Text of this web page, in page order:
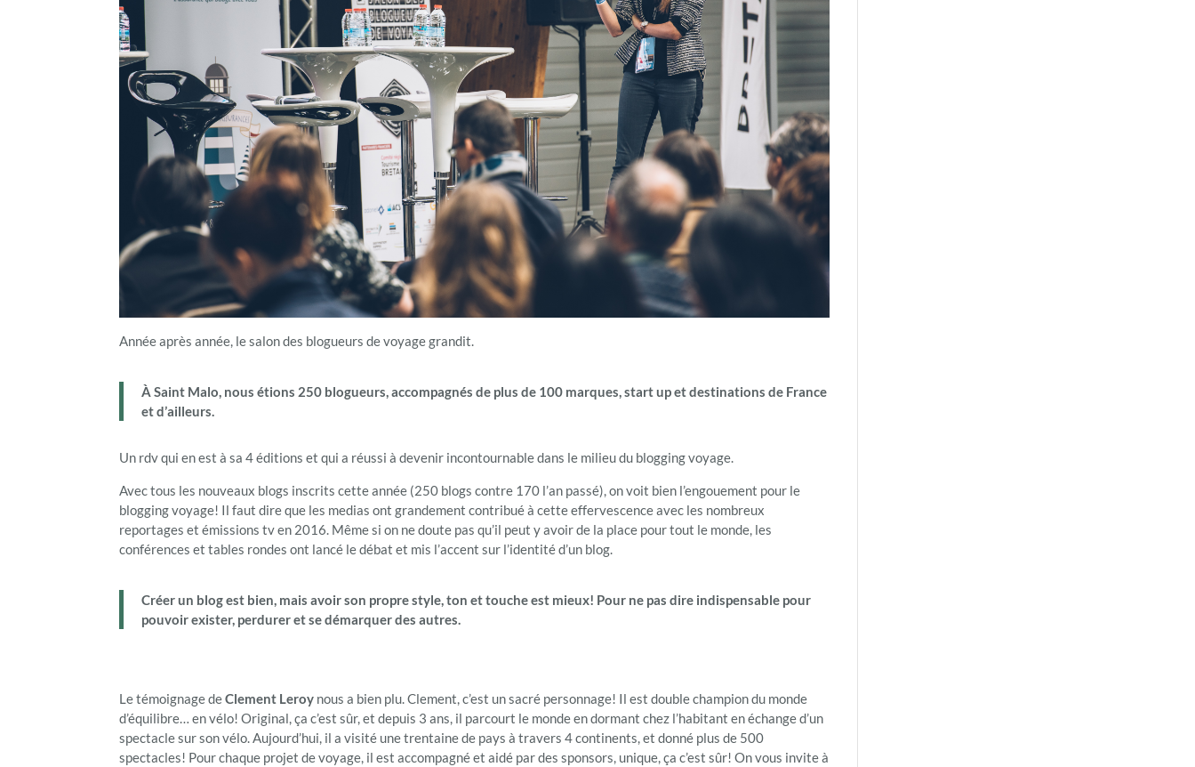
Année après année, le salon des blogueurs de voyage grandit.
À Saint Malo, nous étions 250 blogueurs, accompagnés de plus de 100 marques, start up et destinations de France
et d’ailleurs.
Un rdv qui en est à sa 4 éditions et qui a réussi à devenir incontournable dans le milieu du blogging voyage.
Avec tous les nouveaux blogs inscrits cette année (250 blogs contre 170 l’an passé), on voit bien l’engouement pour le
blogging voyage! Il faut dire que les medias ont grandement contribué à cette effervescence avec les nombreux
reportages et émissions tv en 2016. Même si on ne doute pas qu’il peut y avoir de la place pour tout le monde, les
conférences et tables rondes ont lancé le débat et mis l’accent sur l’identité d’un blog.
Créer un blog est bien, mais avoir son propre style, ton et touche est mieux! Pour ne pas dire indispensable pour
pouvoir exister, perdurer et se démarquer des autres.
Le témoignage deClement Leroy nous a bien plu. Clement, c’est un sacré personnage! Il est double champion du monde
d’équilibre… en vélo! Original, ça c’est sûr, et depuis 3 ans, il parcourt le monde en dormant chez l’habitant en échange d’un
spectacle sur son vélo. Aujourd’hui, il a visité une trentaine de pays à travers 4 continents, et donné plus de 500
spectacles! Pour chaque projet de voyage, il est accompagné et aidé par des sponsors, unique, ça c’est sûr! On vous invite à